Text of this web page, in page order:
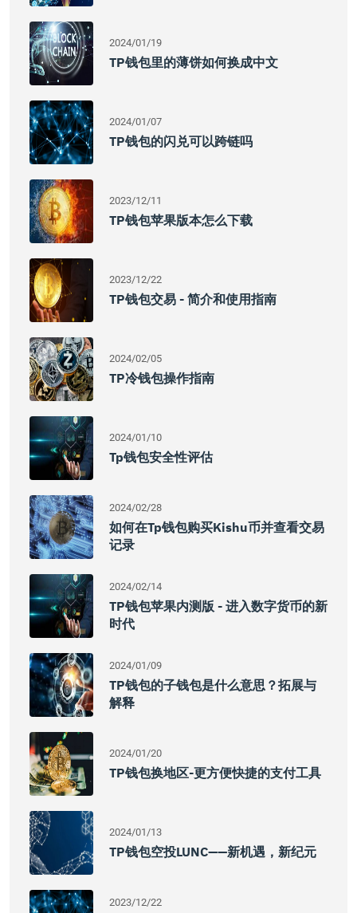
2024/01/19
TP钱包里的薄饼如何换成中文
2024/01/07
TP钱包的闪兑可以跨链吗
2023/12/11
TP钱包苹果版本怎么下载
2023/12/22
TP钱包交易 - 简介和使用指南
2024/02/05
TP冷钱包操作指南
2024/01/10
Tp钱包安全性评估
2024/02/28
如何在Tp钱包购买Kishu币并查看交易
记录
2024/02/14
TP钱包苹果内测版 - 进入数字货币的新
时代
2024/01/09
TP钱包的子钱包是什么意思？拓展与
解释
2024/01/20
TP钱包换地区-更方便快捷的支付工具
2024/01/13
TP钱包空投LUNC——新机遇，新纪元
2023/12/22